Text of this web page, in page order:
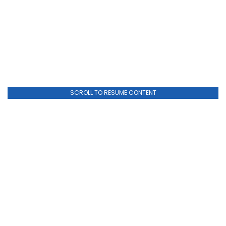
SCROLL TO RESUME CONTENT